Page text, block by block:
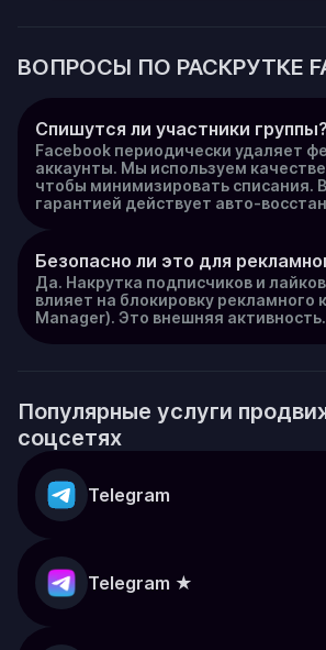
ВОПРОСЫ ПО РАСКРУТКЕ
Спишутся ли участники группы?
Facebook периодически удаляет
аккаунты. Мы используем
чтобы минимизировать списания.
гарантией действует авто-
Безопасно ли это для
Да. Накрутка подписчиков и
влияет на блокировку рекламного
Manager). Это внешняя активность.
Популярные услуги
соцсетях
Telegram
Telegram ★